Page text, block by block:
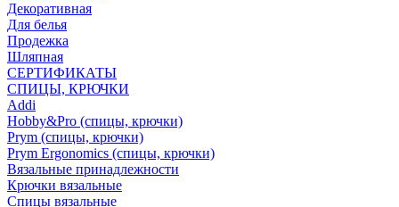
Декоративная
Для белья
Продежка
Шляпная
СЕРТИФИКАТЫ
СПИЦЫ, КРЮЧКИ
Addi
Hobby&Pro (спицы, крючки)
Prym (спицы, крючки)
Prym Ergonomics (спицы, крючки)
Вязальные принадлежности
Крючки вязальные
Спицы вязальные